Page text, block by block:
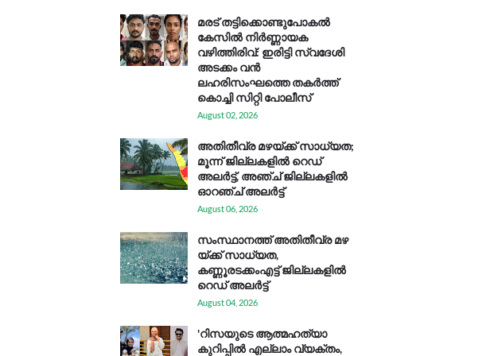
മരട് തട്ടിക്കൊണ്ടുപോകൽ
കേസിൽ നിർണ്ണായക
വഴിത്തിരിവ്: ഇരിട്ടി സ്വദേശി
അടക്കം വൻ
ലഹരിസംഘത്തെ തകർത്ത്
കൊച്ചി സിറ്റി പോലീസ്
August 02, 2026
അതിതീവ്ര മഴയ്ക്ക് സാധ്യത;
മൂന്ന് ജില്ലകളിൽ റെഡ്
അലർട്ട്, അഞ്ച് ജില്ലകളിൽ
ഓറഞ്ച് അലർട്ട്
August 06, 2026
സം​സ്ഥാ​ന​ത്ത് അ​തി​തീ​വ്ര മ​ഴ​
യ്ക്ക് സാ​ധ്യ​ത,
കണ്ണൂരടക്കംഎ​ട്ട് ജി​ല്ല​ക​ളി​ൽ
റെ​ഡ് അ​ലർ​ട്ട്
August 04, 2026
'റിസയുടെ ആത്മഹത്യാ
കുറിപ്പിൽ എല്ലാം വ്യക്തം,